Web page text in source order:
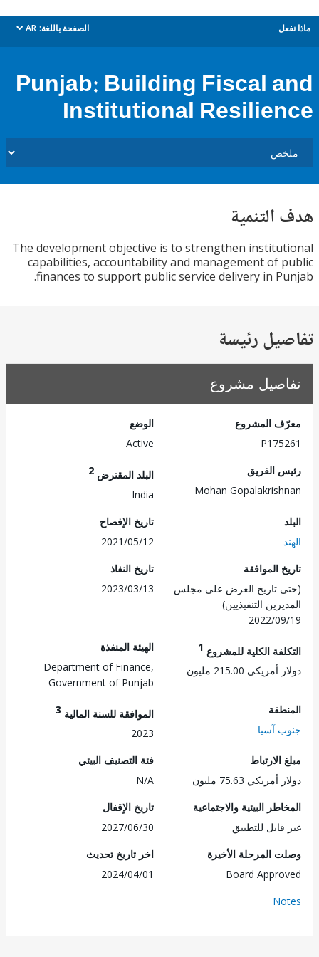
الصفحة باللغة: AR
dropdown
Punjab: Building Fiscal
Institutional
The development objective is to strengthen
capabilities, accountability and management of
finances to support public service delivery in
رئيسة
مشروع
المشروع
الفريق
Mohan
البلد المقترض
تاريخ الإفصاح
2021/05/12
الموافقة
تاريخ العرض على مجلس
التنفيذيين)
2022/
تاريخ النفاذ
2023/03/13
الكلية للمشروع1
215.00 مليون
الهيئة المنفذة
Department of Finance,
Government of Punjab
آسيا
الموافقة للسنة المالية3
75.63 مليون
فئة التصنيف البيئي
البيئية والاجتماعية
للتطبيق
تاريخ الإقفال
2027/06/30
المرحلة الأخيرة
Board
اخر تاريخ تحديث
2024/04/01